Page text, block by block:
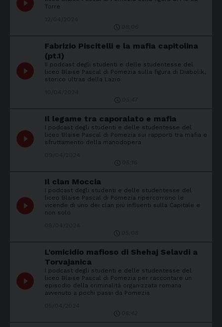
Torre
play_circle_filled
Fabrizio Piscitelli e la mafia capitolina
(pt.1)
II podcast degli studenti e delle studentesse del
liceo Blaise Pascal di Pomezia sulla figura di Diabolik,
storico ultras della Lazio
play_circle_filled
Il legame tra caporalato e mafia
I podcast degli studenti e delle studentesse del
liceo Blaise Pascal di Pomezia sui rapporti tra mafia e
sfruttamento della manodopera
play_circle_filled
Il clan Moccia
I podcast degli studenti e delle studentesse del
liceo Blaise Pascal di Pomezia ripercorrono le
vicende di uno dei clan più influenti sulla Capitale e
non solo
play_circle_filled
L'omicidio mafioso di Shehaj Selavdi a
Torvajanica
I podcast degli studenti e delle studentesse del
liceo Blaise Pascal di Pomezia per raccontare un
episodio della criminalità organizzata romana
avvenuto a pochi passi da Pomezia